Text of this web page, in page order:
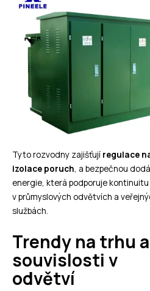
Tyto rozvodny zajišťují regulace
izolace poruch, a bezpečnou
energie, která podporuje
v průmyslových odvětvích a
službách.
Trendy na trhu a
souvislosti v
odvětví